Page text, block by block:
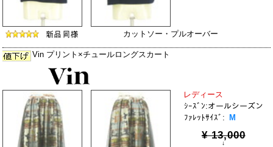
カットソー・プルオーバー
Vin プリント×チュールロングスカート
レディース
ｼｰｽﾞﾝ:オールシーズン
ﾌｧﾚｯﾄｻｲｽﾞ:
M
¥ 13,000
↓